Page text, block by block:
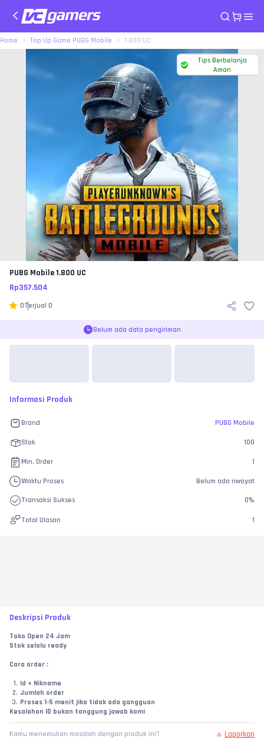
Home Top Up Game PUBG Mobile 1.800 UC
Tips Berbelanja
Aman
PUBG Mobile1.800 UC
Rp357.504
0Terjual 0
Belum ada data pengiriman
Informasi Produk
Brand PUBG Mobile
Stok 100
Min. Order 1
Waktu Proses Belum ada riwayat
Transaksi Sukses 0%
Total Ulasan 1
Deskripsi Produk
Toko Open 24 Jam
Stok selalu ready
Cara order :
Id + Nikname
Jumlah order
Proses 1-5 menit jika tidak ada gangguan
Kesalahan ID bukan tanggung jawab kami
Kamu menemukan masalah dengan produk ini? Laporkan